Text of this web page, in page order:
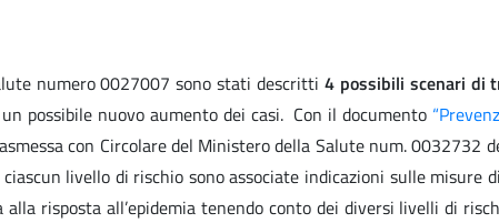
numero 0027007 sono stati descritti 4 possibili scenari di
possibile nuovo aumento dei casi. Con il documento
con Circolare del Ministero della Salute num. 0032732
livello di rischio sono associate indicazioni sulle
risposta all’epidemia tenendo conto dei diversi livelli di